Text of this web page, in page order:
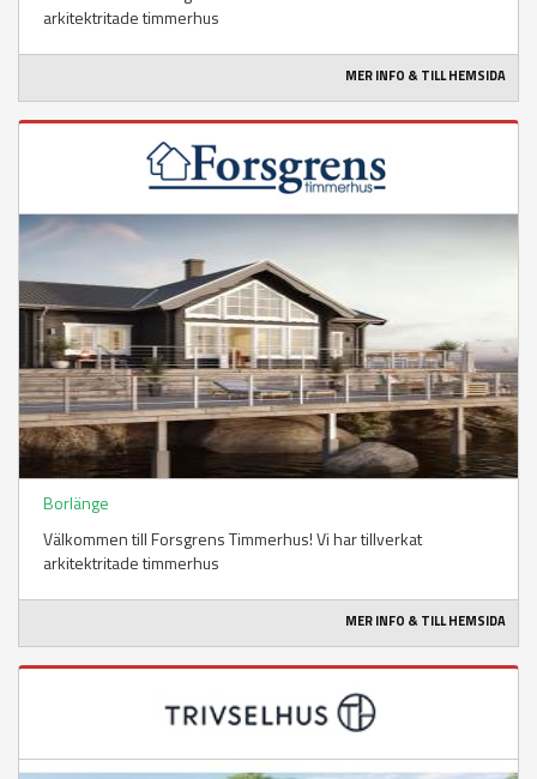
arkitektritade timmerhus
MER INFO & TILL HEMSIDA
Borlänge
Välkommen till Forsgrens Timmerhus! Vi har tillverkat
arkitektritade timmerhus
MER INFO & TILL HEMSIDA